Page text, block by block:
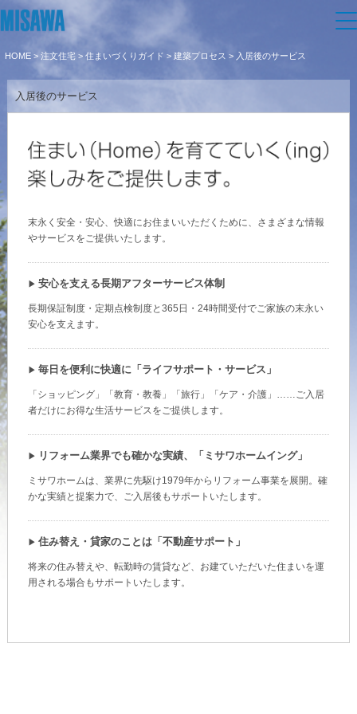
住まい
建てる
商品ラインアップ
テクノロジー（住まいの性能）
建築事例・建築実例
デザイナーズギャラリー
インテリア
住まいづくりガイド
買う
分譲住宅（建売・土地）検索
中古住宅検索
スムストック検索
売る
土地活用
個人のお客さま
賃貸住宅
土地活用モデルルーム見学
土地活用実例
法人のお客さま
医療・介護・子育て・障がい福祉施設
リフォーム
戸建て・マンション
ミサワリフォームとは
リフォームの流れ
リフォームメニュー
事業用
事業用リノベーション
ホテル・旅館リフォーム
リフォーム営業所
まちづくり
複合開発・投資開発
複合開発事業（ASMACI-アスマチ-）
再開発・官民連携事業
分譲マンション開発事業
収益不動産・投資開発事業
建築再生事業
事業用売買
事業用地・事業用建物
オーナーサポート
サポートメニュー
アフターメンテナンス
ミサワリフォーム
ご相談窓口
企業・IR情報
企業・IR
ニュース
MISAWAについて
IR情報
SDGs
展示場・イベント情報
カタログ請求
住まいのご相談
HOME > 注文住宅 > 住まいづくりガイド > 建築プロセス > 入居後のサービス
入居後のサービス
末永く安全・安心、快適にお住まいいただくために、さまざまな情報
やサービスをご提供いたします。
安心を支える長期アフターサービス体制
長期保証制度・定期点検制度と365日・24時間受付でご家族の末永い
安心を支えます。
毎日を便利に快適に「ライフサポート・サービス」
「ショッピング」「教育・教養」「旅行」「ケア・介護」……ご入居
者だけにお得な生活サービスをご提供します。
リフォーム業界でも確かな実績、「ミサワホームイング」
ミサワホームは、業界に先駆け1979年からリフォーム事業を展開。確
かな実績と提案力で、ご入居後もサポートいたします。
住み替え・貸家のことは「不動産サポート」
将来の住み替えや、転勤時の賃貸など、お建ていただいた住まいを運
用される場合もサポートいたします。